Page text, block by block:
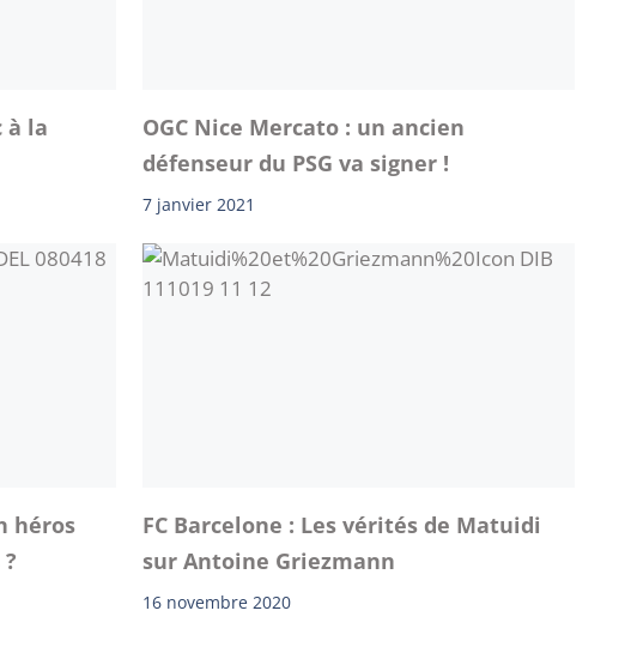
à la
OGC Nice Mercato : un ancien
défenseur du PSG va signer !
7 janvier 2021
héros
FC Barcelone : Les vérités de Matuidi
sur Antoine Griezmann
16 novembre 2020